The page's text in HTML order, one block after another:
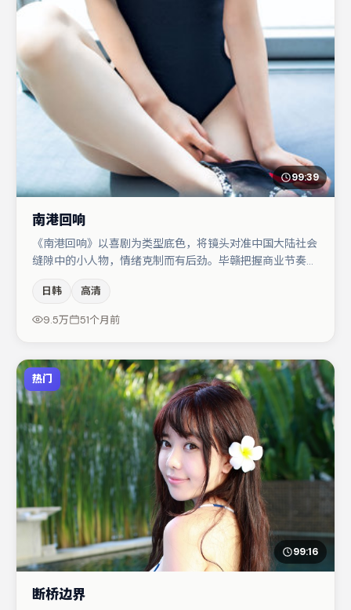
99:39
南港回响
《南港回响》以喜剧为类型底色，将镜头对准中国大陆社会
缝隙中的小人物，情绪克制而有后劲。毕赣把握商业节奏的
片中承担叙事驱动，沈腾、章子怡分别提供反差与喜剧/悬
疑调剂（视场次而定）。整体完成度较高，适合周末一口气
日韩 高清
9.5万 51个月前
热门
99:16
断桥边界